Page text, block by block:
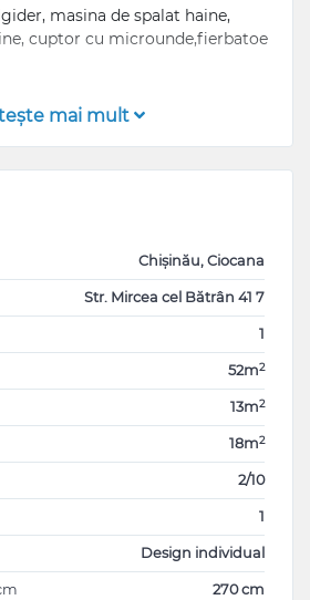
masina de spalat haine,
cuptor cu microunde,fierbatoe
minim pe 3 luni.
mai mult
Chișinău, Ciocana
Str. Mircea cel Bătrân 41 7
1
52m2
13m2
18m2
2/10
1
Design individual
270 cm